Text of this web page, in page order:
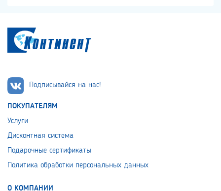
Подписывайся на нас!
ПОКУПАТЕЛЯМ
Услуги
Дисконтная система
Подарочные сертификаты
Политика обработки персональных данных
О КОМПАНИИ